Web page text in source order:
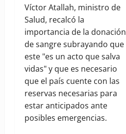
Víctor Atallah, ministro de
Salud, recalcó la
importancia de la donación
de sangre subrayando que
este "es un acto que salva
vidas" y que es necesario
que el país cuente con las
reservas necesarias para
estar anticipados ante
posibles emergencias.